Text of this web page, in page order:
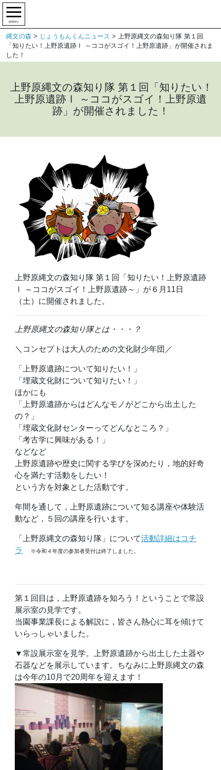
MENU
縄文の森 > じょうもんくんニュース > 上野原縄文の森知り隊 第１回
「知りたい！上野原遺跡Ⅰ ～ココがスゴイ！上野原遺跡」が開催されま
した！
上野原縄文の森知り隊 第１回「知りたい！
上野原遺跡Ⅰ ～ココがスゴイ！上野原遺
跡」が開催されました！
上野原縄文の森知り隊 第１回「知りたい！上野原遺跡
Ⅰ ～ココがスゴイ！上野原遺跡～」が６月11日
（土）に開催されました。
上野原縄文の森知り隊とは・・・？
＼コンセプトは大人のための文化財少年団／
「上野原遺跡について知りたい！」
「埋蔵文化財について知りたい！」
ほかにも
「上野原遺跡からはどんなモノがどこから出土した
の？」
「埋蔵文化財センターってどんなところ？」
「考古学に興味がある！」
などなど
上野原遺跡や歴史に関する学びを深めたり，地的好奇
心を満たす活動をしたい！
という方を対象とした活動です。
年間を通して，上野原遺跡について知る講座や体験活
動など，５回の講座を行います。
「上野原縄文の森知り隊」について活動詳細はコチ
ラ
※令和４年度の参加者受付は終了しました。
第１回目は，上野原遺跡を知ろう！ということで常設
展示室の見学です。
当園事業課長による解説に，皆さん熱心に耳を傾けて
いらっしゃいました。
▼常設展示室を見学。上野原遺跡から出土した土器や
石器などを展示しています。ちなみに上野原縄文の森
は今年の10月で20周年を迎えます！